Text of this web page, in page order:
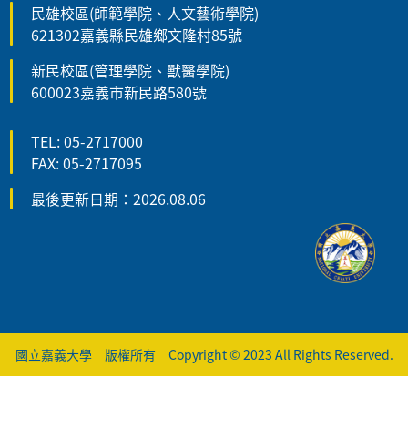
民雄校區(師範學院、人文藝術學院)
621302嘉義縣民雄鄉文隆村85號
新民校區(管理學院、獸醫學院)
600023嘉義市新民路580號
TEL: 05-2717000
FAX: 05-2717095
最後更新日期：2026.08.06
國立嘉義大學 版權所有 Copyright © 2023 All Rights Reserved.